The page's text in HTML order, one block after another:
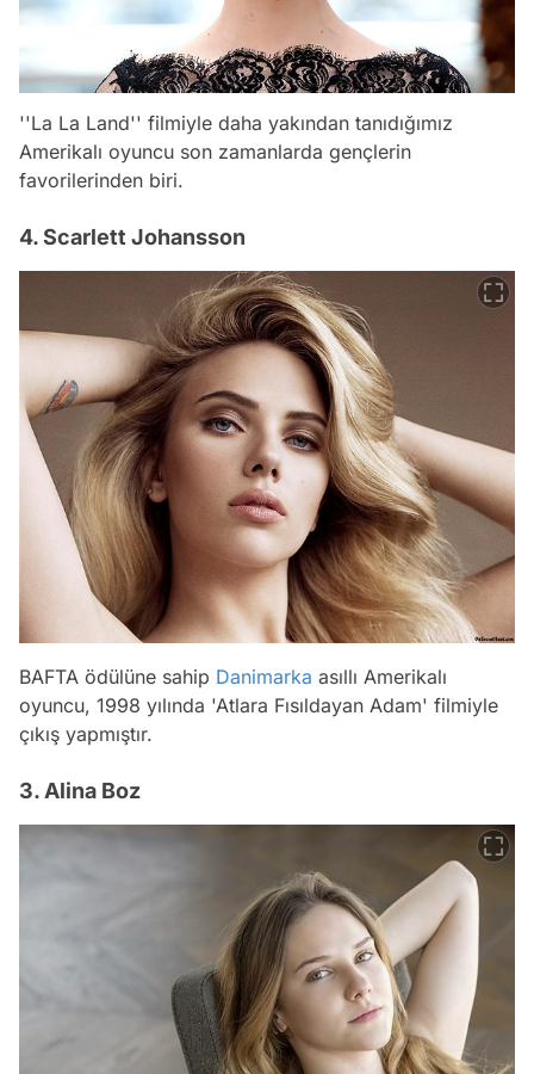
''La La Land'' filmiyle daha yakından tanıdığımız
Amerikalı oyuncu son zamanlarda gençlerin
favorilerinden biri.
4. Scarlett Johansson
BAFTA ödülüne sahip Danimarka asıllı Amerikalı
oyuncu, 1998 yılında 'Atlara Fısıldayan Adam' filmiyle
çıkış yapmıştır.
3. Alina Boz